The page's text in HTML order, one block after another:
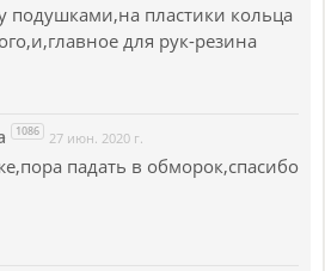
подушками,на пластики кольца
для рук-резина
1086 27 июн. 2020 г.
падать в обморок,спасибо